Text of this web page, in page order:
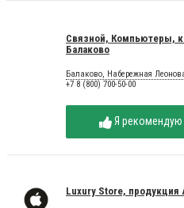
Связной, Компьютеры,
Балаково
Балаково, Набережная
+7 8 (800) 700-50-00
Я рекомендую
Luxury Store, продукция